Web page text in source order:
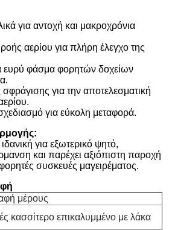
για αντοχή και μακροχρόνια
αερίου για πλήρη έλεγχο της
ευρύ φάσμα φορητών δοχείων
για την αποτελεσματική
για εύκολη μεταφορά.
για εξωτερικό ψητό,
και παρέχει αξιόπιστη παροχή
συσκευές μαγειρέματος.
μέρους
κασσίτερο επικαλυμμένο με λάκα